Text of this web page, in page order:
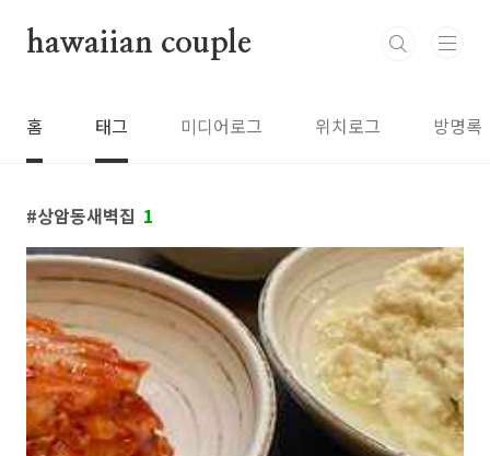
hawaiian couple
홈 태그 미디어로그 위치로그 방명록
상암동새벽집 1